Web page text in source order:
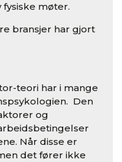
møter.
bransjer har gjort
teori har i mange
Den
og
Når disse er
det fører ikke